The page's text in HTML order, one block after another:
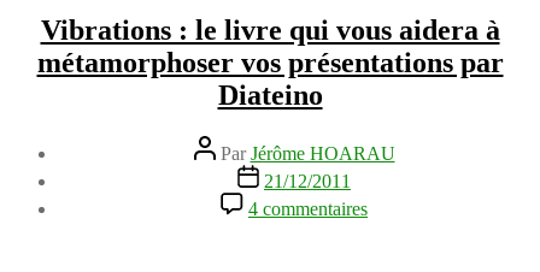
exfor
Vibrations : le livre qui vous aidera à
métamorphoser vos présentations par
Diateino
Auteur
de
l’article
ParJérôme HOARAU
Date
de
l’article
21/12/2011
4 commentaires
Vibrations